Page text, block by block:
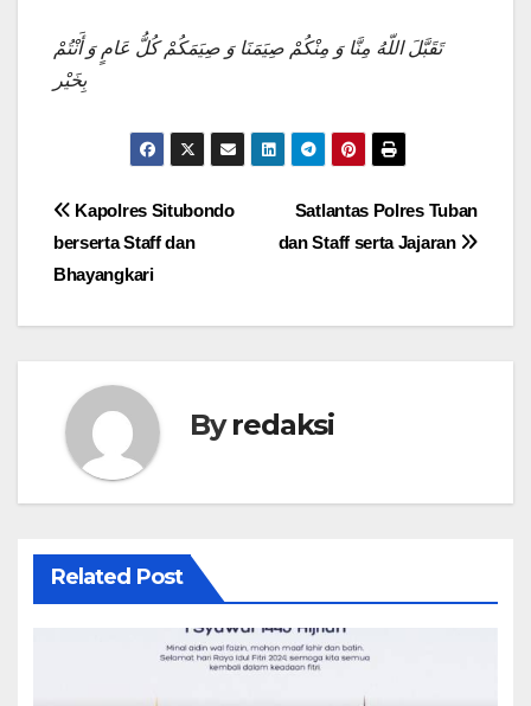
ﺗَﻘَﺒَّﻞَ ﺍﻟﻠّﻪُ ﻣِﻨَّﺎ ﻭَ ﻣِﻨْﻜُﻢْ ﺻِﻴَﻤَﻨَﺎ ﻭَ ﺻِﻴَﻤَﻜُﻢْ ﻛُﻞُّ ﻋَﺎﻡٍ ﻭَ ﺃَﻧْﺘُﻢْ
ﺑِﺨَﻴْﺮ
Navigasi
pos
Satlantas Polres Tuban
dan Staff serta Jajaran
Kapolres Situbondo
berserta Staff dan
Bhayangkari
Byredaksi
Related Post